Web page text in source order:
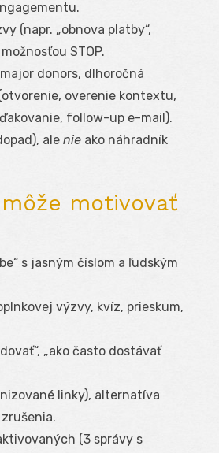
(napr. „obnova platby“,
STOP.
donors, dlhoročná
overenie kontextu,
follow-up e-mail).
ale nie ako náhradník
motivovať
s jasným číslom a ľudským
výzvy, kvíz, prieskum,
„ako často dostávať
linky), alternatíva
(3 správy s